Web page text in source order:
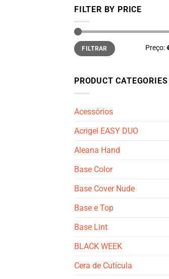
FILTER BY PRICE
Preço
mínimo
Preço
máximo
FILTRAR Preço:
PRODUCT CATEGORIES
Acessórios
Acrigel EASY DUO
Aleana Hand
Base Color
Base Cover Nude
Base e Top
Base Lint
BLACK WEEK
Cera de Cutícula